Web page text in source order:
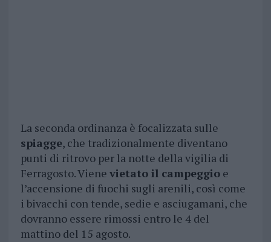
La seconda ordinanza è focalizzata sulle
spiagge, che tradizionalmente diventano
punti di ritrovo per la notte della vigilia di
Ferragosto. Viene vietato il campeggioe
l’accensione di fuochi sugli arenili, così come
i bivacchi con tende, sedie e asciugamani, che
dovranno essere rimossi entro le 4 del
mattino del 15 agosto.